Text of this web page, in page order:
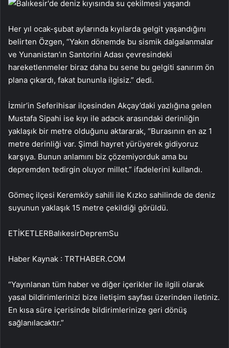
Her yıl ocak-şubat aylarında kıyılarda gelgit yaşandığını
belirten Özgen, “Yakın dönemde bu sismik dalgalanmalar
ve Yunanistan’ın Santorini Adası çevresindeki
hareketlenmeler biraz daha bu sene bu gelgiti sanırım ön
plana çıkardı, fakat bununla ilgisiz.” dedi.
İzmir’in Seferihisar ilçesinden Akçay’daki yazlığına gelen
Mustafa Sipahi ise kıyı ile adacık arasındaki derinliğin
yaklaşık bir metre olduğunu aktararak, “Burasının en az 1
metre derinliği var. Şimdi hayret yürüyerek gidiyoruz
karşıya. Bunun anlamını biz çözemiyorduk ama bu
depremden tedirgin oluyor millet.” ifadelerini kullandı.
Gömeç ilçesi Keremköy sahili ile Kızko sahilinde de deniz
suyunun yaklaşık 15 metre çekildiği görüldü.
ETİKETLERBalıkesirDepremSu
Haber Kaynak : TRTHABER.COM
“Yayınlanan tüm haber ve diğer içerikler ile ilgili olarak
yasal bildirimlerinizi bize iletişim sayfası üzerinden iletiniz.
En kısa süre içerisinde bildirimlerinize geri dönüş
sağlanılacaktır.”